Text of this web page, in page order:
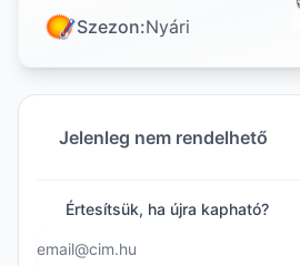
Szezon:Nyári
Jelenleg nem rendelhető
Értesítsük, ha újra kapható?